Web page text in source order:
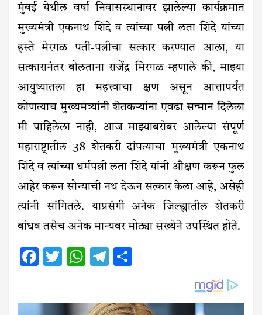
मुंबई येथील वर्षा निवासस्थानावर झालेल्या कार्यक्रमात
मुख्यमंत्री एकनाथ शिंदे व त्यांच्या पत्नी लता शिंदे यांच्या
हस्ते मेरगळ पती-पत्नीचा सत्कार करण्यात आला, या
सत्कारानंतर बोलताना राजेंद्र मिरगळ म्हणाले की, माझ्या
आयुष्यातला हा महत्त्वाचा क्षण असून आत्तापर्यंत
कोणत्याच मुख्यमंत्र्यांनी शेतकऱ्यांना एवढा सन्मान दिलेला
मी पाहिलेला नाही, आज माझ्याबरोबर आलेल्या संपूर्ण
महाराष्ट्रातील 38 शेतकरी दांपत्याचा मुख्यमंत्री एकनाथ
शिंदे व त्यांच्या धर्मपत्नी लता शिंदे यांनी औक्षण करून फुल
आहेर करून सोन्याची नथ देऊन सत्कार केला आहे, असेही
त्यांनी सांगितले. याप्रसंगी अनेक जिल्ह्यातील शेतकरी
बांधव तसेच अनेक मान्यवर मोठ्या संख्येने उपस्थित होते.
Facebook
Twitter
WhatsApp
Telegram